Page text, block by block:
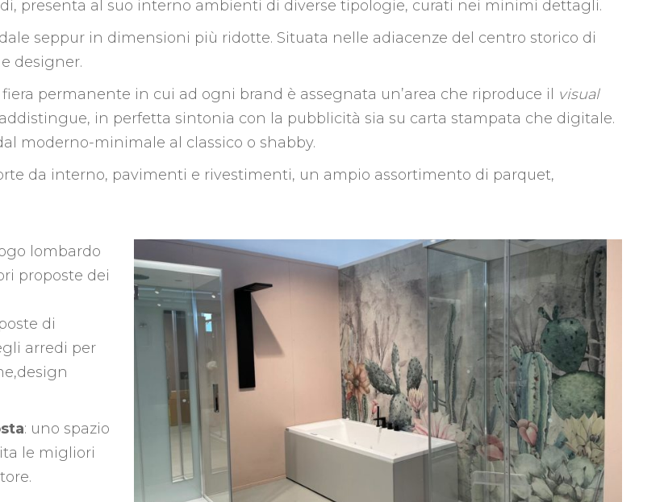
presenta al suo interno ambienti di diverse tipologie, curati nei minimi dettagli.
seppur in dimensioni più ridotte. Situata nelle adiacenze del centro storico di
designer.
permanente in cui ad ogni brand è assegnata un’area che riproduce il visual
in perfetta sintonia con la pubblicità sia su carta stampata che digitale.
moderno-minimale al classico o shabby.
da interno, pavimenti e rivestimenti, un ampio assortimento di parquet,
lombardo
proposte dei
di
arredi per
: uno spazio
le migliori